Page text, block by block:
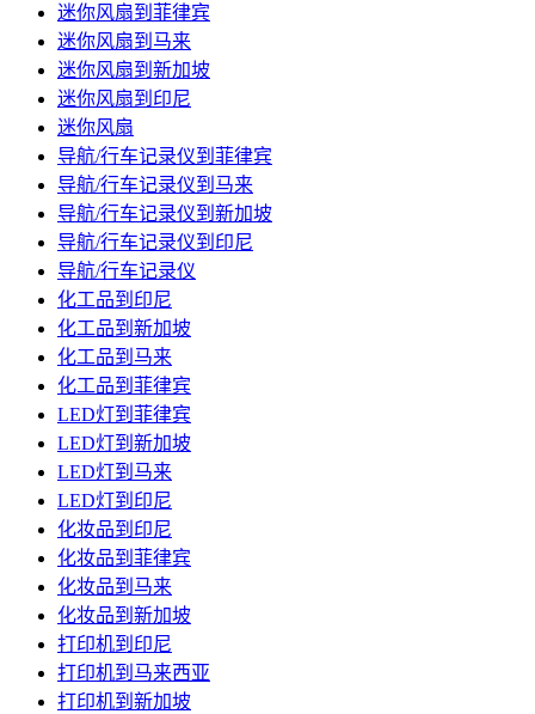
迷你风扇到菲律宾
迷你风扇到马来
迷你风扇到新加坡
迷你风扇到印尼
迷你风扇
导航/行车记录仪到菲律宾
导航/行车记录仪到马来
导航/行车记录仪到新加坡
导航/行车记录仪到印尼
导航/行车记录仪
化工品到印尼
化工品到新加坡
化工品到马来
化工品到菲律宾
LED灯到菲律宾
LED灯到新加坡
LED灯到马来
LED灯到印尼
化妆品到印尼
化妆品到菲律宾
化妆品到马来
化妆品到新加坡
打印机到印尼
打印机到马来西亚
打印机到新加坡